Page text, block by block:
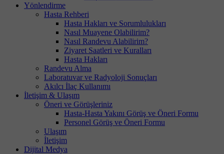
Yönlendirme
Hasta Rehberi
Hasta Hakları ve Sorumlulukları
Nasıl Muayene Olabilirim?
Nasıl Randevu Alabilirim?
Ziyaret Saatleri ve Kuralları
Hasta Hakları
Randevu Alma
Laboratuvar ve Radyoloji Sonuçları
Akılcı İlaç Kullanımı
İletişim & Ulaşım
Öneri ve Görüşleriniz
Hasta-Hasta Yakını Görüş ve Öneri Formu
Personel Görüş ve Öneri Formu
Ulaşım
İletişim
Dijital Medya